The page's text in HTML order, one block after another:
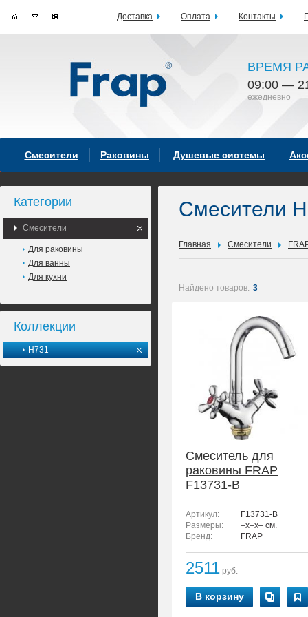
ВРЕМЯ
09:00 —
ежедневно
Смесители Раковины Душевые системы
Категории
Смесители
Для раковины
Для ванны
Для кухни
Коллекции
H731
Смесители
Главная Смесители
Найдено товаров: 3
Смеситель для
раковины FRAP
F13731-B
Артикул:
F13731-B
Размеры:
–x–x– см.
Бренд:
FRAP
2511 руб.
В корзину
Доставка Оплата Контакты